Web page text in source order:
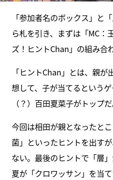
「参加者名のボックス」と
ら札を引き、まずは「MC
ズ！ヒントChan」の組み合
「ヒントChan」とは、親
想して、子が当てるという
（？）百田夏菜子がトップだ
今回は相田が親となったと
菌」といったヒントを出す
ない。最後のヒントで「層
夏が「クロワッサン」を当